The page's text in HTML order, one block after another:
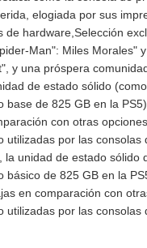
elogiada por sus
de hardware,Selección
Man": Miles Morales"
y una próspera
de estado sólido
base de 825 GB en la
con otras
utilizadas por las consolas
la unidad de estado sólido
básico de 825 GB en la
en comparación con
utilizadas por las consolas